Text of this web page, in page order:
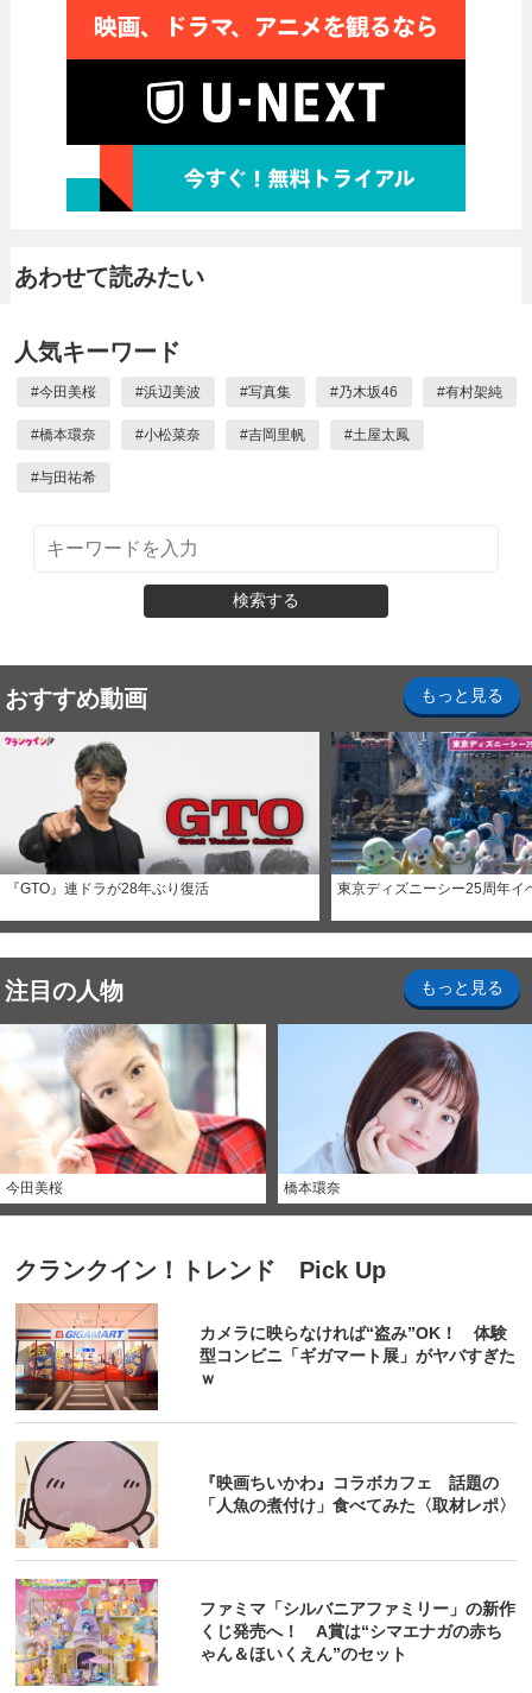
あわせて読みたい
人気キーワード
#今田美桜 #浜辺美波 #写真集 #乃木坂46 #有村架純
#橋本環奈 #小松菜奈 #吉岡里帆 #土屋太鳳
#与田祐希
検索する
おすすめ動画 もっと見る
『GTO』連ドラが28年ぶり復活 東京ディズニーシー25周年イ
注目の人物 もっと見る
今田美桜 橋本環奈
クランクイン！トレンド Pick Up
カメラに映らなければ“盗み”OK！ 体験
型コンビニ「ギガマート展」がヤバすぎた
ｗ
『映画ちいかわ』コラボカフェ 話題の
「人魚の煮付け」食べてみた〈取材レポ〉
ファミマ「シルバニアファミリー」の新作
くじ発売へ！ A賞は“シマエナガの赤ち
ゃん＆ほいくえん”のセット